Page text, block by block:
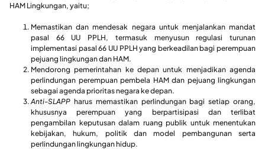
HAM Lingkungan, yaitu;
Memastikan dan mendesak negara untuk menjalankan mandat
pasal 66 UU PPLH, termasuk menyusun regulasi turunan
implementasi pasal 66 UU PPLH yang berkeadilan bagi perempuan
pejuang lingkungan dan HAM.
Mendorong pemerintahan ke depan untuk menjadikan agenda
perlindungan perempuan pembela HAM dan pejuang lingkungan
sebagai agenda prioritas negara ke depan.
Anti-SLAPP harus memastikan perlindungan bagi setiap orang,
khususnya perempuan yang berpartisipasi dan terlibat
pengambilan keputusan dalam ruang publik untuk menentukan
kebijakan, hukum, politik dan model pembangunan serta
perlindungan lingkungan hidup.